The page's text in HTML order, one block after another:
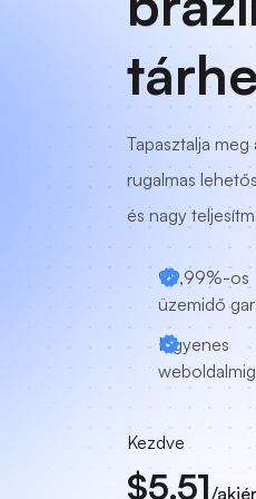
Tapasztalja
rugalmas
és nagy
99,99%-os
üzemidő
Ingyenes
Kezdve
$5.51/